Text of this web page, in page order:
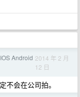
Android 2014 年 2 月
12 日
不会在公司拍。